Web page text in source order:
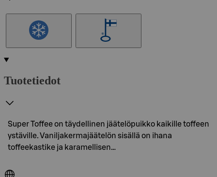
Tuotetiedot
Super Toffee on täydellinen jäätelöpuikko kaikille toffeen
ystäville. Vaniljakermajäätelön sisällä on ihana
toffeekastike ja karamellisen…